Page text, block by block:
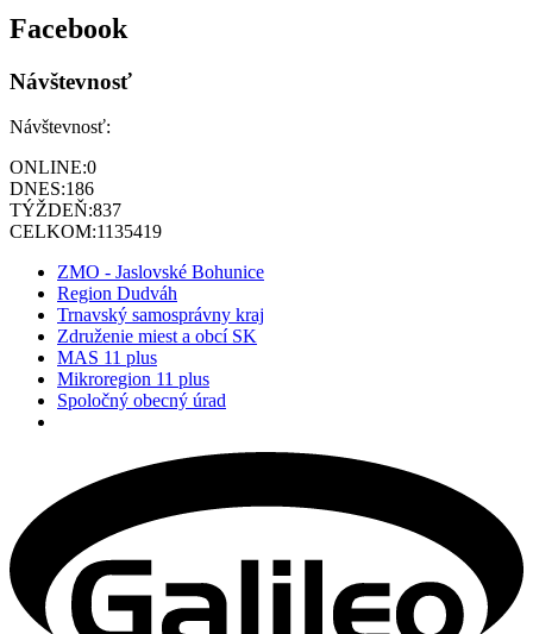
Facebook
Návštevnosť
Návštevnosť:
ONLINE:0
DNES:186
TÝŽDEŇ:837
CELKOM:1135419
ZMO - Jaslovské Bohunice
Region Dudváh
Trnavský samosprávny kraj
Združenie miest a obcí SK
MAS 11 plus
Mikroregion 11 plus
Spoločný obecný úrad